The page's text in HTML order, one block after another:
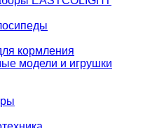
кормления
модели и игрушки